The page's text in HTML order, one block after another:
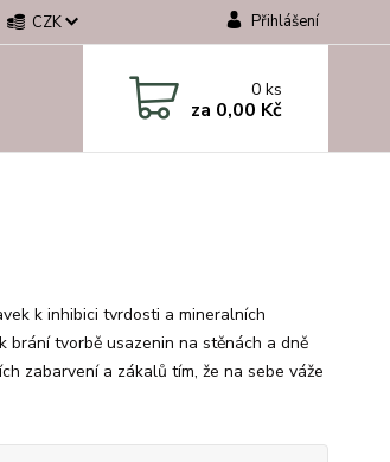
CZK Přihlášení
0ks
za 0,00 Kč
k inhibici tvrdosti a mineralních
brání tvorbě usazenin na stěnách a dně
zabarvení a zákalů tím, že na sebe váže